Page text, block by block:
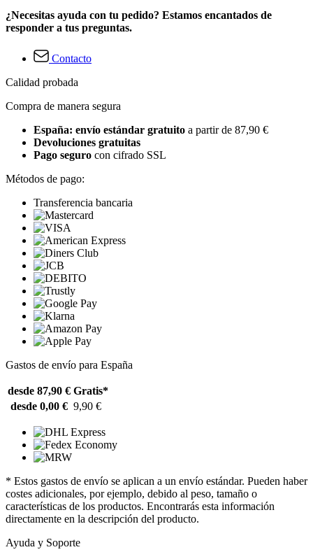
¿Necesitas ayuda con tu pedido? Estamos encantados de
responder a tus preguntas.
Contacto
Calidad probada
Compra de manera segura
España: envío estándar gratuito a partir de 87,90 €
Devoluciones gratuitas
Pago seguro con cifrado SSL
Métodos de pago:
Transferencia bancaria
Gastos de envío para España
desde 87,90 € Gratis*
desde 0,00 € 9,90 €
* Estos gastos de envío se aplican a un envío estándar. Pueden haber
costes adicionales, por ejemplo, debido al peso, tamaño o
características de los productos. Encontrarás esta información
directamente en la descripción del producto.
Ayuda y Soporte